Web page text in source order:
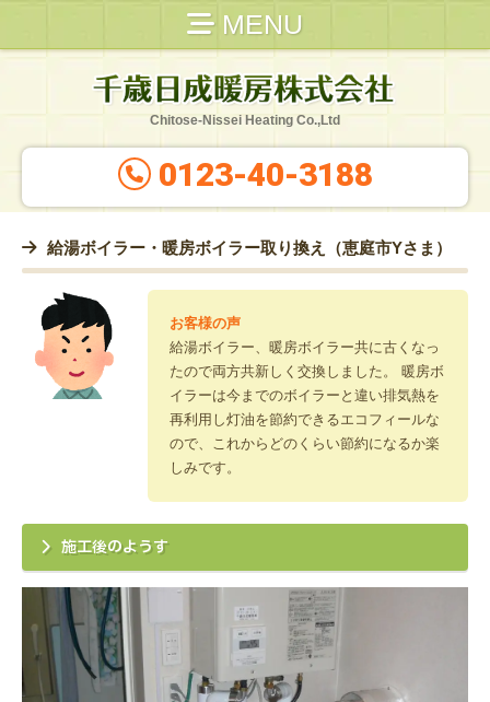
Chitose-Nissei Heating Co.,Ltd
0123-40-3188
MENU
給湯ボイラー・暖房ボイラー取り換え（恵庭市Yさま）
給湯ボイラー、暖房ボイラー共に古くなっ
たので両方共新しく交換しました。 暖房ボ
イラーは今までのボイラーと違い排気熱を
再利用し灯油を節約できるエコフィールな
ので、これからどのくらい節約になるか楽
しみです。
施工後のようす